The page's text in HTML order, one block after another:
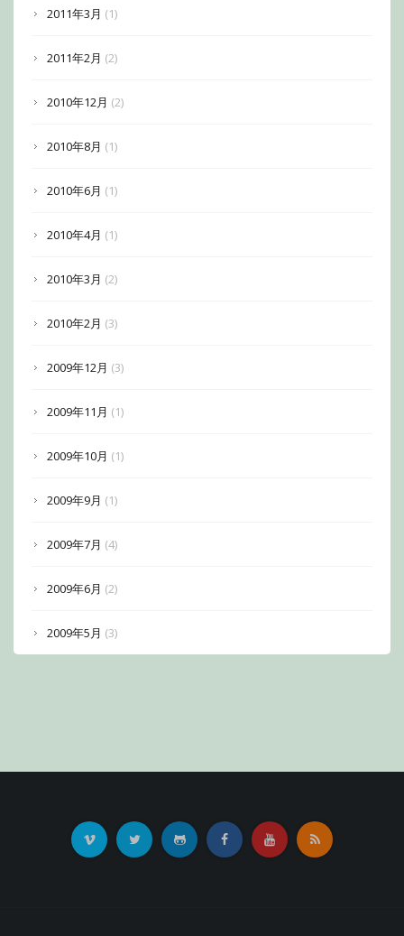
2011年3月 (1)
2011年2月 (2)
2010年12月 (2)
2010年8月 (1)
2010年6月 (1)
2010年4月 (1)
2010年3月 (2)
2010年2月 (3)
2009年12月 (3)
2009年11月 (1)
2009年10月 (1)
2009年9月 (1)
2009年7月 (4)
2009年6月 (2)
2009年5月 (3)